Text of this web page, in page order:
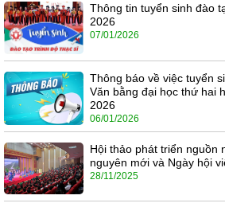
Thông tin tuyển sinh đào
2026
07/01/2026
Thông báo về việc tuyển
Văn bằng đại học thứ hai
2026
06/01/2026
Hội thảo phát triển nguồn
nguyên mới và Ngày hội
28/11/2025